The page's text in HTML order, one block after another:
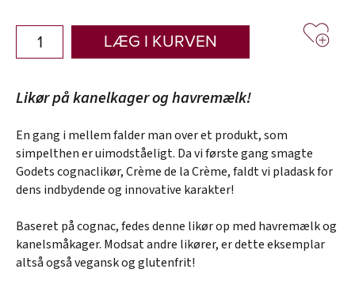
LÆG I KURVEN
Likør på kanelkager og havremælk!
En gang i mellem falder man over et produkt, som
simpelthen er uimodståeligt. Da vi første gang smagte
Godets cognaclikør, Crème de la Crème, faldt vi pladask for
dens indbydende og innovative karakter!
Baseret på cognac, fedes denne likør op med havremælk og
kanelsmåkager. Modsat andre likører, er dette eksemplar
altså også vegansk og glutenfrit!